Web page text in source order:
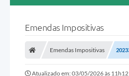
Secretarias
Imprensa Oficial
Emendas Impositivas
Emendas Impositivas
Atualizado em: 03/05/2026 às 11h12